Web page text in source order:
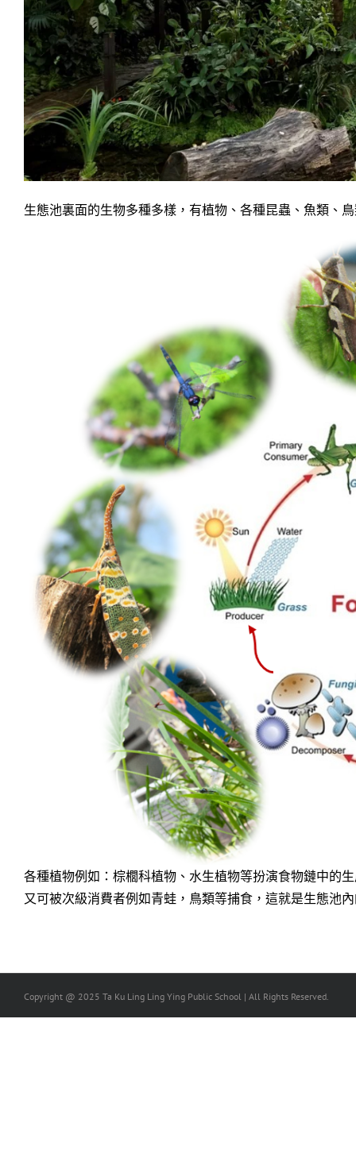
生態池裏面的生物多種多樣，有植物、各種昆蟲、魚類、
各種植物例如：棕櫚科植物、水生植物等扮演食物鏈中的
又可被次級消費者例如青蛙，鳥類等捕食，這就是生態池
Copyright @ 2025 Ta Ku Ling Ling Ying Public School | All Rights Reserved.